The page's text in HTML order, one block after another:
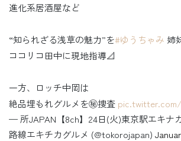
進化系居酒屋など
“知られざる浅草の魅力”を#ゆうちゃみ 姉
ココリコ田中に現地指導📐
一方、ロッチ中岡は
絶品埋もれグルメを㊙️捜査 pic.twitter.com/
— 所JAPAN【8ch】24日(火)東京駅エキナ
路線エキチカグルメ (@tokorojapan)